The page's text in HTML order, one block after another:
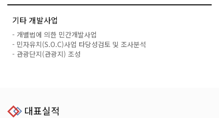
기타 개발사업
- 개별법에 의한 민간개발사업
- 민자유치(S.O.C)사업 타당성검토 및 조사분석
- 관광단지(관광지) 조성
대표실적